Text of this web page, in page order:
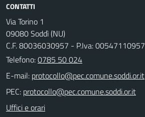
CONTATTI
Via Torino 1
09080 Soddì (NU)
C.F. 80036030957 - P.Iva: 00547110957
Telefono:0785 50 024
E-mail:
PEC:
Uffici e orari